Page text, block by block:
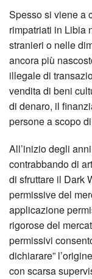
Spesso si viene a
rimpatriati in Libia
stranieri o nelle
ancora più
illegale di
vendita di beni
di denaro, il
persone a scopo
All’inizio degli
contrabbando di
di sfruttare il Dark
permissive del
applicazione
rigorose del
permissivi
dichiarare”
con scarsa